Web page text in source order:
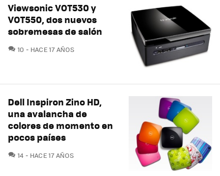
Viewsonic VOT530 y
VOT550, dos nuevos
sobremesas de salón
10 COMENTARIOS
HACE 17 AÑOS
Dell Inspiron Zino HD,
una avalancha de
colores de momento en
pocos países
14 COMENTARIOS
HACE 17 AÑOS